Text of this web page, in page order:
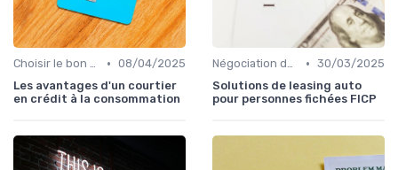
Choisir le bon type de crédit • 08/04/2025
Les avantages d'un courtier
en crédit à la consommation
Négociation des taux d'intérêt • 30/03/2025
Solutions de leasing auto
pour personnes fichées FICP